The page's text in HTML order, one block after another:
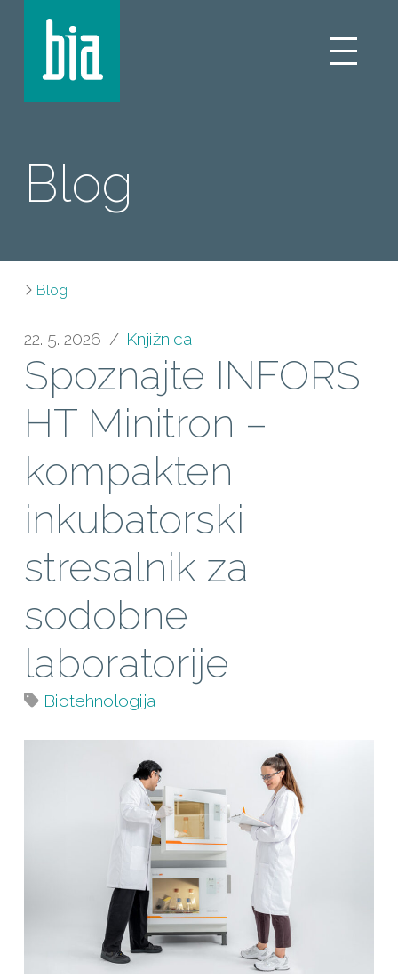
Blog
Blog
22. 5. 2026 Knjižnica
Spoznajte INFORS
HT Minitron –
kompakten
inkubatorski
stresalnik za
sodobne
laboratorije
Biotehnologija